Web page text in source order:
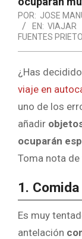
POR: JOSE
EN: VIAJAR
FUENTES PRIETO
¿Has
viaje en
uno de los
añadir
ocuparán
Toma nota de
1.
Es muy
antelación